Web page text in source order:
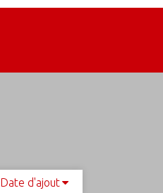
Date d'ajout